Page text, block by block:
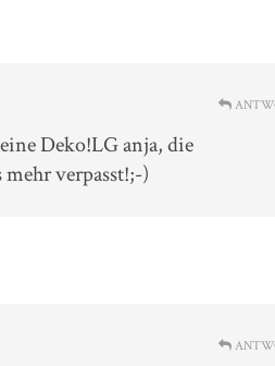
Deko!LG anja, die
verpasst!;-)